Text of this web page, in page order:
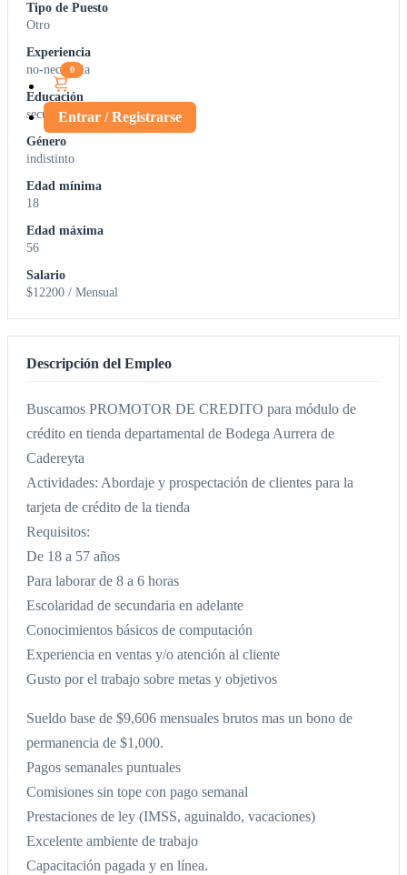
0
Entrar / Registrarse
Tipo de Puesto
Otro
Experiencia
no-necesaria
Educación
secundaria
Género
indistinto
Edad mínima
18
Edad máxima
56
Salario
$12200 / Mensual
Descripción del Empleo
Buscamos PROMOTOR DE CREDITO para módulo de
crédito en tienda departamental de Bodega Aurrera de
Cadereyta
Actividades: Abordaje y prospectación de clientes para la
tarjeta de crédito de la tienda
Requisitos:
De 18 a 57 años
Para laborar de 8 a 6 horas
Escolaridad de secundaria en adelante
Conocimientos básicos de computación
Experiencia en ventas y/o atención al cliente
Gusto por el trabajo sobre metas y objetivos
Sueldo base de $9,606 mensuales brutos mas un bono de
permanencia de $1,000.
Pagos semanales puntuales
Comisiones sin tope con pago semanal
Prestaciones de ley (IMSS, aguinaldo, vacaciones)
Excelente ambiente de trabajo
Capacitación pagada y en línea.